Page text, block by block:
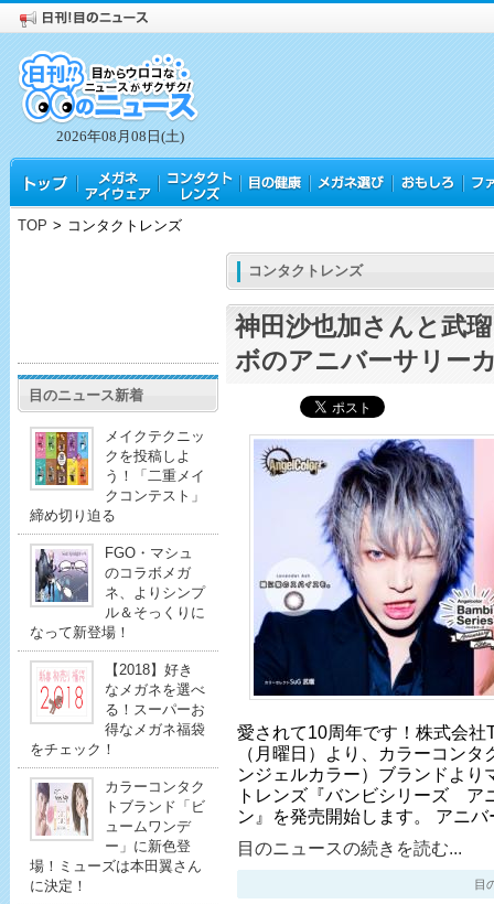
2026年08月08日(土)
TOP > コンタクトレンズ
目のニュース新着
メイクテクニッ
クを投稿しよ
う！「二重メイ
クコンテスト」
締め切り迫る
FGO・マシュ
のコラボメガ
ネ、よりシンプ
ル＆そっくりに
なって新登場！
【2018】好き
なメガネを選べ
る！スーパーお
得なメガネ福袋
をチェック！
カラーコンタク
トブランド「ビ
ュームワンデ
ー」に新色登
場！ミューズは本田翼さん
に決定！
コンタクトレンズ
神田沙也加さんと武
ボのアニバーサリー
愛されて10周年です！株式会社
（月曜日）より、カラーコン
ンジェルカラー）ブランドより
トレンズ『バンビシリーズ ア
ン』を発売開始します。 アニ
目のニュースの続きを読む...
目